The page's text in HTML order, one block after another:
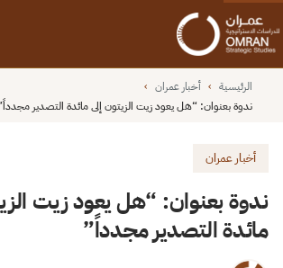
الرئيسية › أخبار عمران ›
ندوة بعنوان: “هل يعود زيت الزيتون إلى مائدة التصدير
أخبار عمران
ندوة بعنوان: “هل يعود زيت
مائدة التصدير مجدداً”